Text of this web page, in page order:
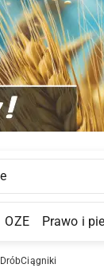
Main
OZE Prawo i
DróbCiągniki